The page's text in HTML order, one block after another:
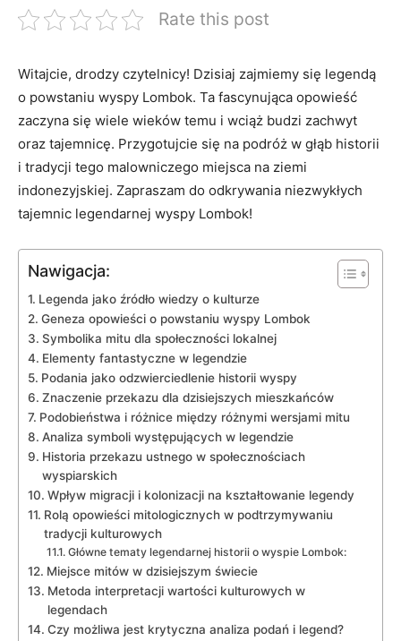
Rate this post
Witajcie, drodzy czytelnicy! Dzisiaj zajmiemy się ‌legendą
‍o ⁣powstaniu wyspy Lombok. Ta fascynująca opowieść‍
zaczyna się wiele⁤ wieków temu i wciąż⁤ budzi zachwyt
oraz tajemnicę. Przygotujcie ⁤się na podróż w ​głąb historii
i ⁢tradycji tego malowniczego miejsca na ziemi
indonezyjskiej. Zapraszam do odkrywania niezwykłych
tajemnic‍ legendarnej⁣ wyspy Lombok!
Nawigacja:
Legenda jako źródło‌ wiedzy o kulturze
Geneza ​opowieści o powstaniu wyspy Lombok
Symbolika ‍mitu dla społeczności ⁣lokalnej
Elementy fantastyczne w legendzie
Podania jako odzwierciedlenie historii wyspy
Znaczenie przekazu ‍dla ​dzisiejszych‍ mieszkańców
Podobieństwa i⁢ różnice między różnymi ⁢wersjami​ mitu
Analiza symboli ⁢występujących w legendzie
Historia⁤ przekazu ustnego w​ społecznościach
wyspiarskich
Wpływ migracji ‍i kolonizacji na kształtowanie legendy
Rolą opowieści mitologicznych w podtrzymywaniu
tradycji⁢ kulturowych
Główne tematy legendarnej historii o wyspie Lombok:
Miejsce⁢ mitów⁢ w⁣ dzisiejszym świecie
Metoda ⁢interpretacji ⁤wartości kulturowych w
legendach
Czy możliwa ⁢jest ⁤krytyczna analiza podań ⁢i legend?